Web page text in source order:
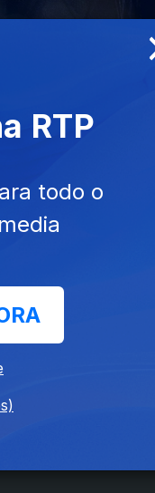
RTP
todo o